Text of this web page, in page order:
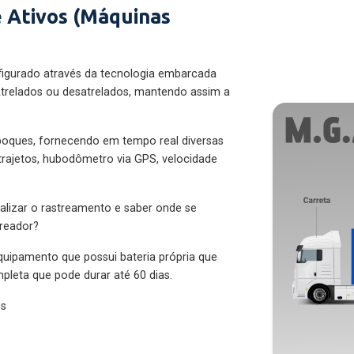
Ativos (Máquinas
através da tecnologia embarcada
ou desatrelados, mantendo assim a
fornecendo em tempo real diversas
hubodômetro via GPS, velocidade
o rastreamento e saber onde se
que possui bateria própria que
que pode durar até 60 dias.